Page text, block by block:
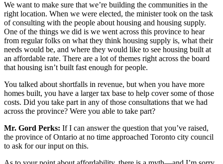
We want to make sure that we’re building the communities in the
right location. When we were elected, the minister took on the task
of consulting with the people about housing and housing supply.
One of the things we did is we went across this province to hear
from regular folks on what they think housing supply is, what their
needs would be, and where they would like to see housing built at
an affordable rate. There are a lot of themes right across the board
that housing isn’t built fast enough for people.
You talked about shortfalls in revenue, but when you have more
homes built, you have a larger tax base to help cover some of those
costs. Did you take part in any of those consultations that we had
across the province? Were you able to take part?
Mr. Gord Perks: If I can answer the question that you’ve raised,
the province of Ontario at no time approached Toronto city council
to ask for our input on this.